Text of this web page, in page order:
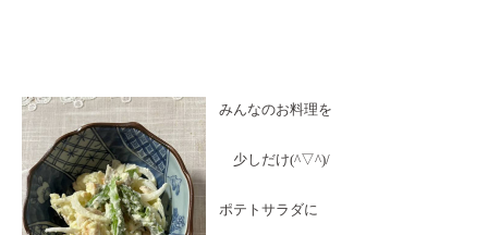
みんなのお料理を
少しだけ(^▽^)/
ポテトサラダに